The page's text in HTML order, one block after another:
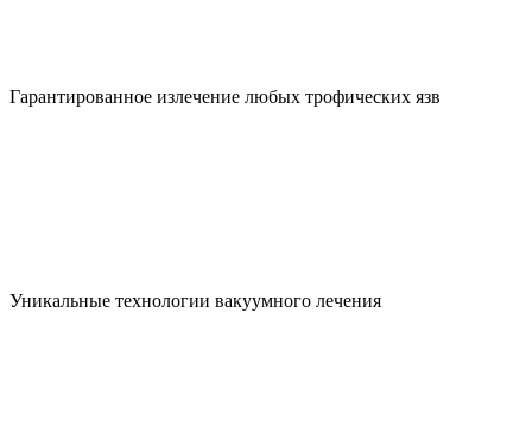
Гарантированное излечение любых трофических язв
Уникальные технологии вакуумного лечения